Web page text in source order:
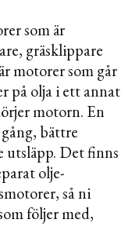
som är
gräsklippare
motorer som går
på olja i ett annat
motorn. En
bättre
utsläpp. Det finns
olje-
så ni
följer med,